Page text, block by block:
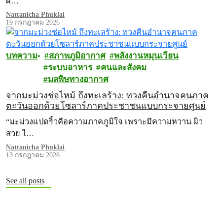
Nattanicha Phuklai
19 กรกฎาคม 2026
บทความ สภาพภูมิอากาศ
พลังงานหมุนเวียน
ระบบอาหาร
คนและสังคม
มลพิษทางอากาศ
จากมะม่วงช่อไหม้ ถึงทะเลร้าง: ทวงคืนอำนาจคนภาค
ตะวันออกด้วยโซลาร์ภาคประชาชนแบบกระจายศูนย์
“มะม่วงแปดริ้วคือความภาคภูมิใจ เพราะมีความหวาน ผิว
สวย ไ…
Nattanicha Phuklai
13 กรกฎาคม 2026
See all posts